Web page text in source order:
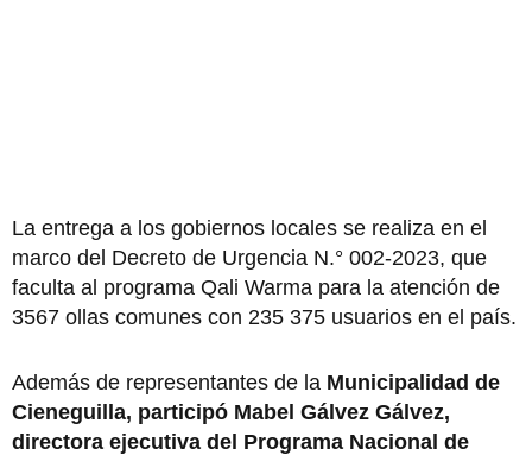
La entrega a los gobiernos locales se realiza en el
marco del Decreto de Urgencia N.° 002-2023, que
faculta al programa Qali Warma para la atención de
3567 ollas comunes con 235 375 usuarios en el país.
Además de representantes de la Municipalidad de
Cieneguilla, participó Mabel Gálvez Gálvez,
directora ejecutiva del Programa Nacional de